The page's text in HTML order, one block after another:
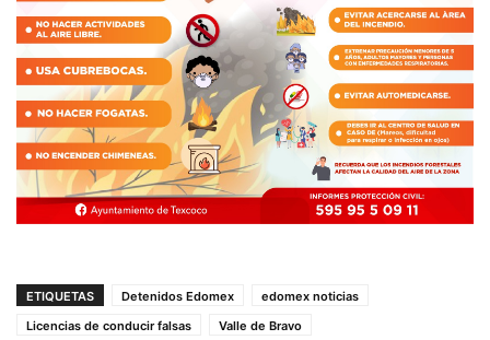
ETIQUETAS Detenidos Edomex
edomex noticias
Licencias de conducir falsas
Valle de Bravo